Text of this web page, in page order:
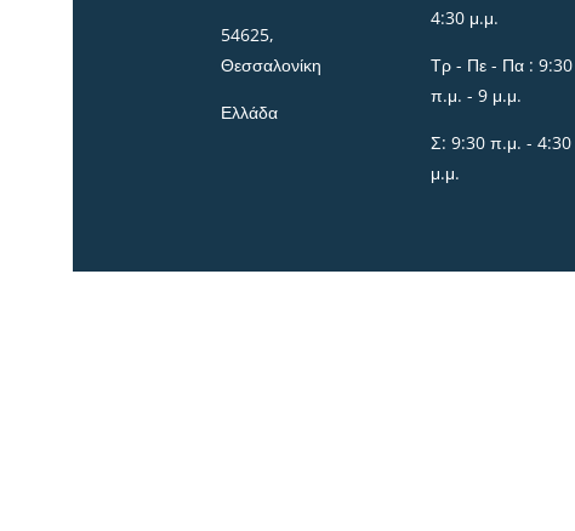
54625,
Θεσσαλονίκη
Ελλάδα
4:30 μ.μ.
Τρ - Πε - Πα : 9:30
π.μ. - 9 μ.μ.
Σ: 9:30 π.μ. - 4:30
μ.μ.